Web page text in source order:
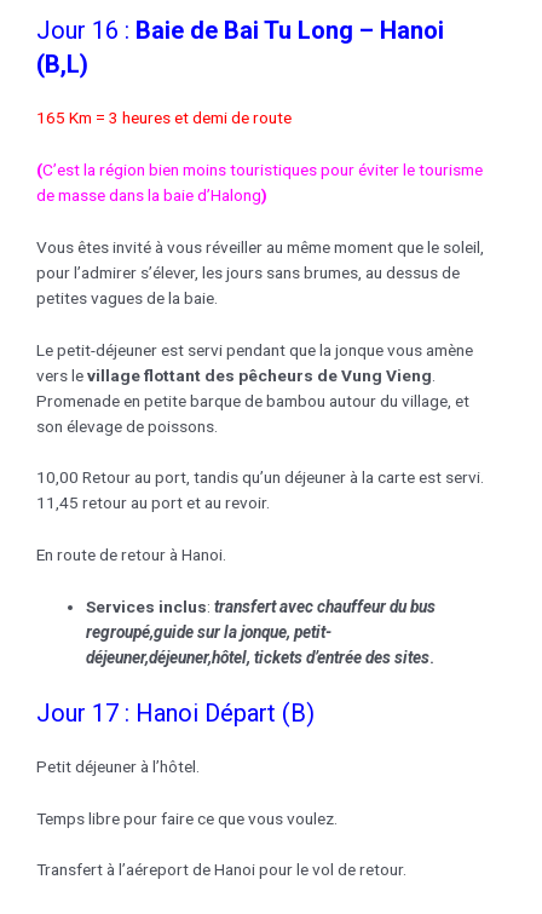
Jour 16 : Baie de Bai Tu Long – Hanoi
(B,L)
165 Km = 3 heures et demi de route
(C’est la région bien moins touristiques pour éviter le tourisme
de masse dans la baie d’Halong)
Vous êtes invité à vous réveiller au même moment que le soleil,
pour l’admirer s’élever, les jours sans brumes, au dessus de
petites vagues de la baie.
Le petit-déjeuner est servi pendant que la jonque vous amène
vers levillage flottant des pêcheurs de Vung Vieng
Promenade en petite barque de bambou autour du village, et
son élevage de poissons.
10,00 Retour au port, tandis qu’un déjeuner à la carte est servi.
11,45 retour au port et au revoir.
En route de retour à Hanoi.
Services inclus:transfert avec chauffeurdu bus
regroupé,guidesur la jonque, petit-
déjeuner,déjeuner,hôtel, tickets d’entrée des sites.
Jour 17 : Hanoi Départ (B)
Petit déjeuner à l’hôtel.
Temps libre pour faire ce que vous voulez.
Transfert à l’aéreport de Hanoi pour le vol de retour.